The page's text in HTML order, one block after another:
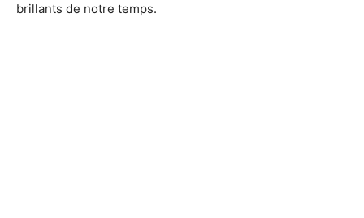
brillants de notre temps.